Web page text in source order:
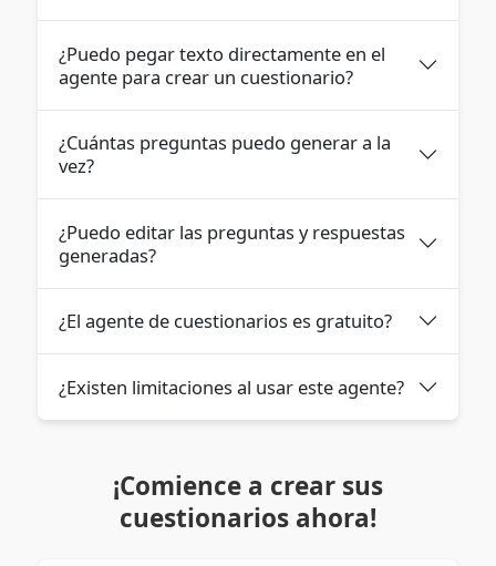
¿Puedo pegar texto directamente en el
agente para crear un cuestionario?
¿Cuántas preguntas puedo generar a la
vez?
¿Puedo editar las preguntas y respuestas
generadas?
¿El agente de cuestionarios es gratuito?
¿Existen limitaciones al usar este agente?
¡Comience a crear sus
cuestionarios ahora!